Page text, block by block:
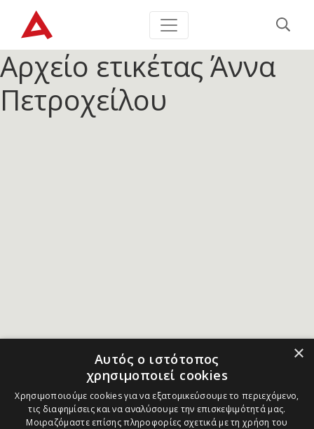
Αρχείο ετικέτας Άννα
Πετροχείλου
×
Αυτός ο ιστότοπος
χρησιμοποιεί cookies
Χρησιμοποιούμε cookies για να εξατομικεύσουμε το περιεχόμενο,
τις διαφημίσεις και να αναλύσουμε την επισκεψιμότητά μας.
Μοιραζόμαστε επίσης πληροφορίες σχετικά με τη χρήση του